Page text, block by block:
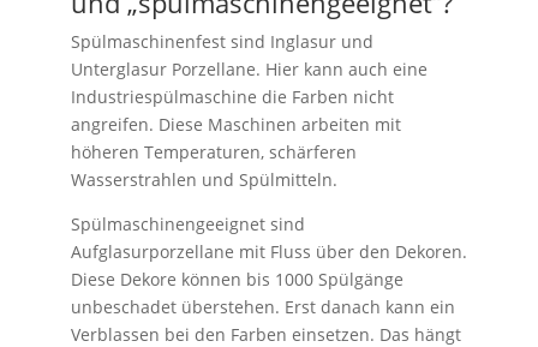
Spülmaschinenfest sind Inglasur und
Unterglasur Porzellane. Hier kann auch eine
Industriespülmaschine die Farben nicht
angreifen. Diese Maschinen arbeiten mit
höheren Temperaturen, schärferen
Wasserstrahlen und Spülmitteln.
Spülmaschinengeeignet sind
Aufglasurporzellane mit Fluss über den Dekoren.
Diese Dekore können bis 1000 Spülgänge
unbeschadet überstehen. Erst danach kann ein
Verblassen bei den Farben einsetzen. Das hängt